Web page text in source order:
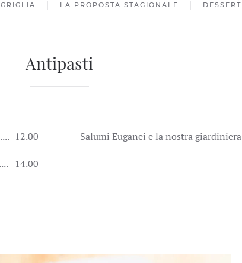
GRIGLIA LA PROPOSTA STAGIONALE DESSERT
Antipasti
12.00
14.00
Salumi Euganei e la nostra giardiniera